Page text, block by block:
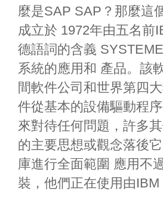
麼是SAP SAP？那麼這
成立於 1972年由五名前
德語詞的含義
系統的應用和 產品。該
間軟件公司和世界第四
件從基本的設備驅動程
來對待任何問題，許多
的主要思想或觀念落後
庫進行全面範圍 應用不
裝，他們正在使用由